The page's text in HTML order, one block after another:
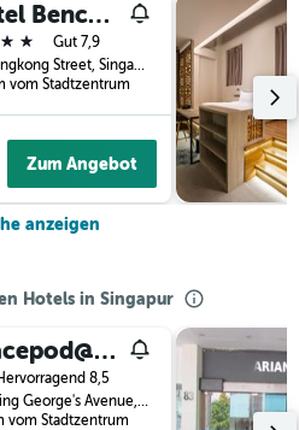
Hotel Bencoolen @ Hong Kong Street
Gut 7,9
47 Hongkong Street, Singapur, Singapur
vom Stadtzentrum
Zum Angebot
anzeigen
Hotels in Singapur
Spacepod@lavender
8,5
111j King George's Avenue, Singapur, Singapur
vom Stadtzentrum